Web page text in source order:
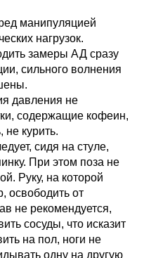
манипуляцией
нагрузок.
замеры АД сразу
сильного волнения
давления не
содержащие кофеин,
не курить.
сидя на стуле,
При этом поза не
Руку, на которой
освободить от
не рекомендуется,
сосуды, что исказит
на пол, ноги не
одну на другую